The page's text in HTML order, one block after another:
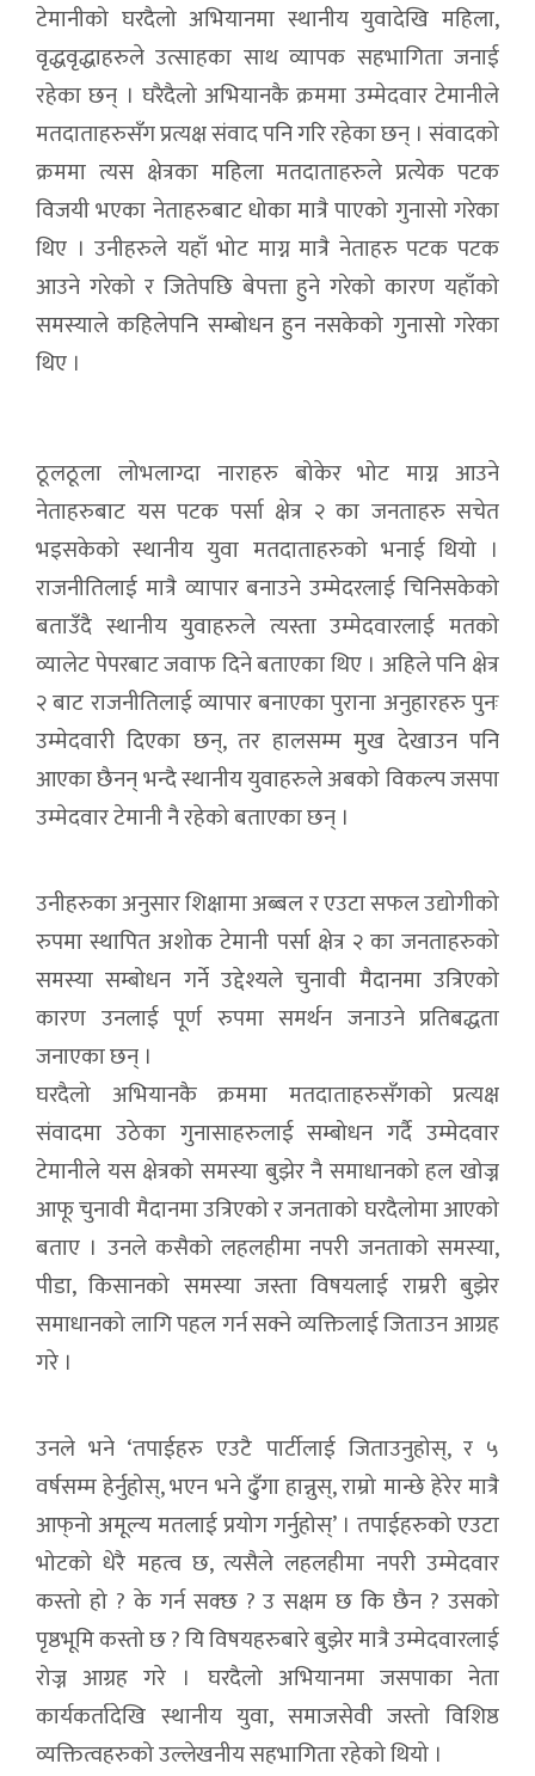
टेमानीको घरदैलो अभियानमा स्थानीय युवादेखि महिला,
वृद्धवृद्धाहरुले उत्साहका साथ व्यापक सहभागिता जनाई
रहेका छन् । घरैदैलो अभियानकै क्रममा उम्मेदवार टेमानीले
मतदाताहरुसँग प्रत्यक्ष संवाद पनि गरि रहेका छन् । संवादको
क्रममा त्यस क्षेत्रका महिला मतदाताहरुले प्रत्येक पटक
विजयी भएका नेताहरुबाट धोका मात्रै पाएको गुनासो गरेका
थिए । उनीहरुले यहाँ भोट माग्न मात्रै नेताहरु पटक पटक
आउने गरेको र जितेपछि बेपत्ता हुने गरेको कारण यहाँको
समस्याले कहिलेपनि सम्बोधन हुन नसकेको गुनासो गरेका
थिए ।
ठूलठूला लोभलाग्दा नाराहरु बोकेर भोट माग्न आउने
नेताहरुबाट यस पटक पर्सा क्षेत्र २ का जनताहरु सचेत
भइसकेको स्थानीय युवा मतदाताहरुको भनाई थियो ।
राजनीतिलाई मात्रै व्यापार बनाउने उम्मेदरलाई चिनिसकेको
बताउँदै स्थानीय युवाहरुले त्यस्ता उम्मेदवारलाई मतको
व्यालेट पेपरबाट जवाफ दिने बताएका थिए । अहिले पनि क्षेत्र
२ बाट राजनीतिलाई व्यापार बनाएका पुराना अनुहारहरु पुनः
उम्मेदवारी दिएका छन्, तर हालसम्म मुख देखाउन पनि
आएका छैनन् भन्दै स्थानीय युवाहरुले अबको विकल्प जसपा
उम्मेदवार टेमानी नै रहेको बताएका छन् ।
उनीहरुका अनुसार शिक्षामा अब्बल र एउटा सफल उद्योगीको
रुपमा स्थापित अशोक टेमानी पर्सा क्षेत्र २ का जनताहरुको
समस्या सम्बोधन गर्ने उद्देश्यले चुनावी मैदानमा उत्रिएको
कारण उनलाई पूर्ण रुपमा समर्थन जनाउने प्रतिबद्धता
जनाएका छन् ।
घरदैलो अभियानकै क्रममा मतदाताहरुसँगको प्रत्यक्ष
संवादमा उठेका गुनासाहरुलाई सम्बोधन गर्दै उम्मेदवार
टेमानीले यस क्षेत्रको समस्या बुझेर नै समाधानको हल खोज्न
आफू चुनावी मैदानमा उत्रिएको र जनताको घरदैलोमा आएको
बताए । उनले कसैको लहलहीमा नपरी जनताको समस्या,
पीडा, किसानको समस्या जस्ता विषयलाई राम्ररी बुझेर
समाधानको लागि पहल गर्न सक्ने व्यक्तिलाई जिताउन आग्रह
गरे ।
उनले भने ‘तपाईहरु एउटै पार्टीलाई जिताउनुहोस्, र ५
वर्षसम्म हेर्नुहोस्, भएन भने ढुँगा हान्नुस्, राम्रो मान्छे हेरेर मात्रै
आफ्‌नो अमूल्य मतलाई प्रयोग गर्नुहोस्‌’ । तपाईहरुको एउटा
भोटको धेरै महत्व छ, त्यसैले लहलहीमा नपरी उम्मेदवार
कस्तो हो ? के गर्न सक्छ ? उ सक्षम छ कि छैन ? उसको
पृष्ठभूमि कस्तो छ ? यि विषयहरुबारे बुझेर मात्रै उम्मेदवारलाई
रोज्न आग्रह गरे । घरदैलो अभियानमा जसपाका नेता
कार्यकर्तादेखि स्थानीय युवा, समाजसेवी जस्तो विशिष्ठ
व्यक्तित्वहरुको उल्लेखनीय सहभागिता रहेको थियो ।